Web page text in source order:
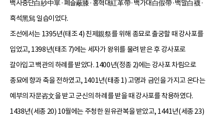
백사중단白紗中單·폐슬蔽膝·홍혁대紅革帶·백가대白假帶·백말白襪·
흑석黑舃 일습이었다.
조선에서는 1395년(태조 4) 친제親祭를 위해 종묘로 출궁할 때 강사포를
입었고, 1398년(태조 7)에는 세자가 왕위를 물려 받은 후 강사포로
갈아입고 백관의 하례를 받았다. 1400년(정종 2)에는 강사포 차림으로
종묘에 향과 축을 전하였고, 1401년(태종 1) 고명과 금인을 가지고 온다는
예부의 자문咨文을 받고 군신의 하례를 받을 때 강사포를 착용하였다.
1438년(세종 20) 10월에는 주청한 원유관복을 받았고, 1441년(세종 23)